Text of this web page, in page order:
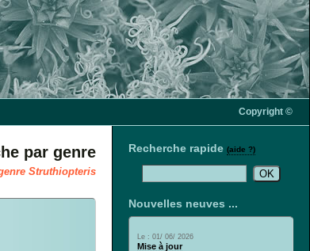
Copyright ©
Recherche rapide (aide ?)
Nouvelles neuves ...
Le : 01/ 06/ 2026
Mise à jour
par genre
Struthiopteris